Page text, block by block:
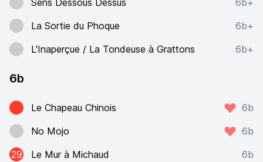
Sens Dessous Dessus
6b+
La Sortie du Phoque
6b+
L'Inaperçue / La Tondeuse à Grattons
6b+
6b
Le Chapeau Chinois
6b
No Mojo
6b
29
Le Mur à Michaud
6b